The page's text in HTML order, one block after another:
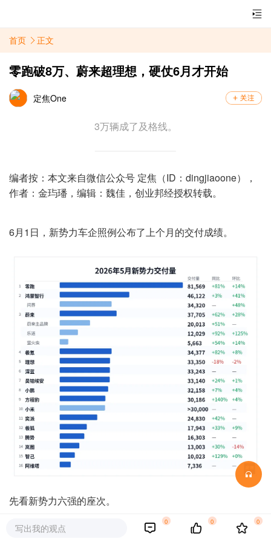
首页 正文
零跑破8万、蔚来超理想，硬仗6月才开始
定焦One
3万辆成了及格线。
编者按：本文来自微信公众号 定焦（ID：dingjiaoone），
作者： 金玙璠 ，编辑： 魏佳 ，创业邦经授权转载。
6月1日，新势力车企照例公布了上个月的交付成绩。
先看新势力六强的座次。
零跑冲到8.1万辆，创单月新高，领先第二名3.5万辆。剩下
写出我的观点
0 0 0